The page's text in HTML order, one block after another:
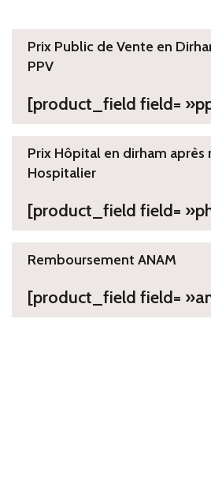
Prix Public de Vente en
PPV
[product_field field=
Prix Hôpital en dirham après
Hospitalier
[product_field field=
Remboursement ANAM
[product_field field=